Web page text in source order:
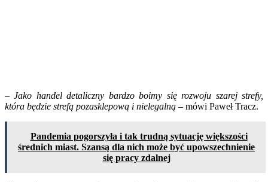
– Jako handel detaliczny bardzo boimy się rozwoju szarej strefy,
która będzie strefą pozasklepową i nielegalną – mówi Paweł Tracz.
Pandemia pogorszyła i tak trudną sytuację większości
średnich miast. Szansą dla nich może być upowszechnienie
się pracy zdalnej